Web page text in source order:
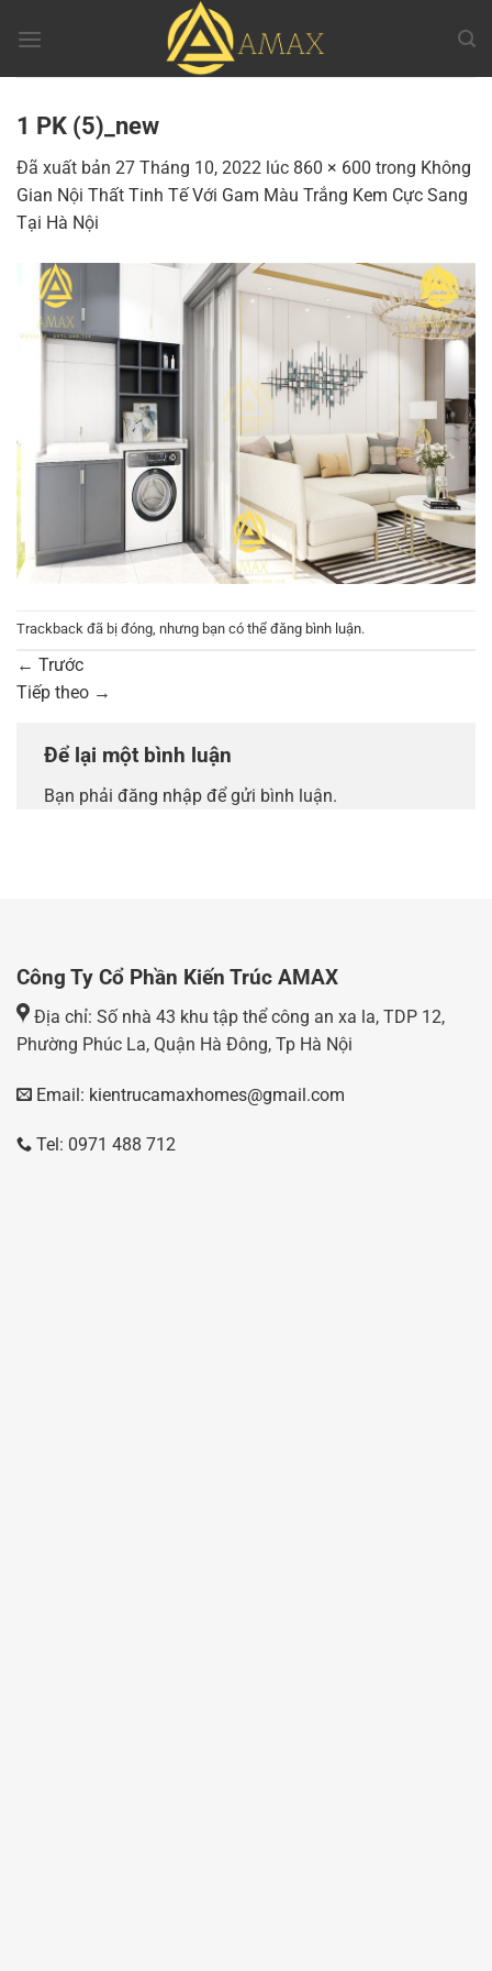
đến
1 PK (5)_new
Đã xuất bản 27 Tháng 10, 2022 lúc 860 × 600 trong Không
Gian Nội Thất Tinh Tế Với Gam Màu Trắng Kem Cực Sang
Tại Hà Nội
Trackback đã bị đóng, nhưng bạn có thể đăng bình luận.
← Trước
Tiếp theo →
Để lại một bình luận
Bạn phải đăng nhập để gửi bình luận.
Công Ty Cổ Phần Kiến Trúc AMAX
Địa chỉ: Số nhà 43 khu tập thể công an xa la, TDP 12,
Phường Phúc La, Quận Hà Đông, Tp Hà Nội
Email: kientrucamaxhomes@gmail.com
Tel: 0971 488 712